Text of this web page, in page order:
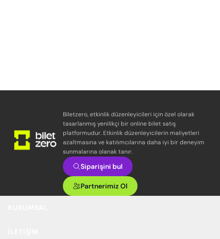
Biletzero, etkinlik düzenleyicileri için özel olarak
tasarlanmış yenilikçi bir online bilet satış
platformudur. Etkinlik düzenleyicilerin maliyetleri
azaltmasına ve katılımcılarına daha iyi bir deneyim
sunmalarına olanak tanır.
Siparişini bul
Partnerimiz Ol